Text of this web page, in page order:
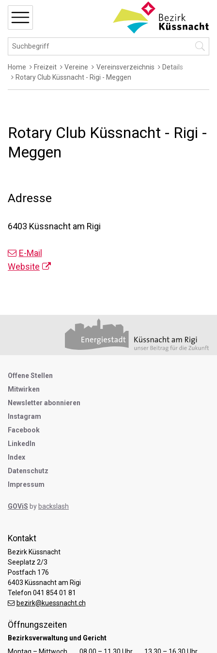
Navigieren in Küssnacht
Schnellnavigation
Hauptnavigation
Suchbegriff
Breadcrumb
Home Freizeit Vereine Vereinsverzeichnis
Details
Rotary Club Küssnacht - Rigi - Meggen
Rotary Club Küssnacht - Rigi -
Meggen
Adresse
6403 Küssnacht am Rigi
E-Mail
Website
Kontakt
Bezirk Küssnacht
Seeplatz 2/3
Postfach 176
6403 Küssnacht am Rigi
Telefon 041 854 01 81
bezirk@kuessnacht.ch
Öffnungszeiten
Bezirksverwaltung und Gericht
TagÖffnungszeiten Vormittag Öffnungszeiten Nachmittag
Metanavigation
Offene Stellen
Mitwirken
Newsletter abonnieren
Instagram
Facebook
LinkedIn
Index
Datenschutz
Impressum
GOViS by backslash